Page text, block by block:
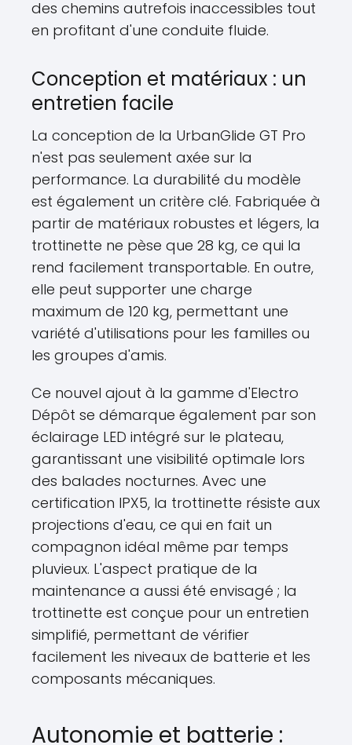
des chemins autrefois inaccessibles tout
en profitant d'une conduite fluide.
Conception et matériaux : un
entretien facile
La conception de la UrbanGlide GT Pro
n'est pas seulement axée sur la
performance. La durabilité du modèle
est également un critère clé. Fabriquée à
partir de matériaux robustes et légers, la
trottinette ne pèse que 28 kg, ce qui la
rend facilement transportable. En outre,
elle peut supporter une charge
maximum de 120 kg, permettant une
variété d'utilisations pour les familles ou
les groupes d'amis.
Ce nouvel ajout à la gamme d'Electro
Dépôt se démarque également par son
éclairage LED intégré sur le plateau,
garantissant une visibilité optimale lors
des balades nocturnes. Avec une
certification IPX5, la trottinette résiste aux
projections d'eau, ce qui en fait un
compagnon idéal même par temps
pluvieux. L'aspect pratique de la
maintenance a aussi été envisagé ; la
trottinette est conçue pour un entretien
simplifié, permettant de vérifier
facilement les niveaux de batterie et les
composants mécaniques.
Autonomie et batterie :